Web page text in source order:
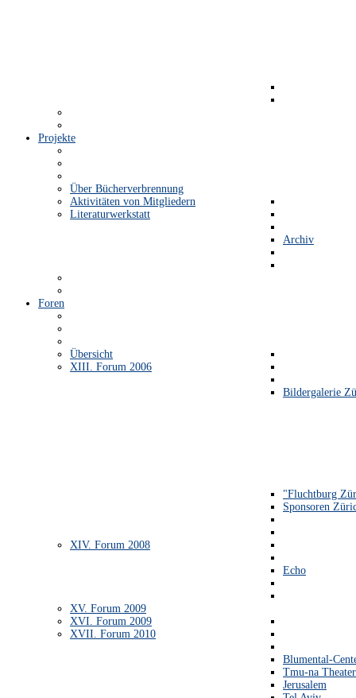
Projekte
Über Bücherverbrennung
Aktivitäten von Mitgliedern
Literaturwerkstatt
Archiv
Foren
Übersicht
XIII. Forum 2006
Bildergalerie
"Fluchtburg
Sponsoren
XIV. Forum 2008
Echo
XV. Forum 2009
XVI. Forum 2009
XVII. Forum 2010
Blumental-
Tmu-na Theater
Jerusalem